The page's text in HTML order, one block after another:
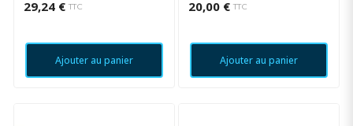
29,24 € TTC
Ajouter au panier
20,00 € TTC
Ajouter au panier